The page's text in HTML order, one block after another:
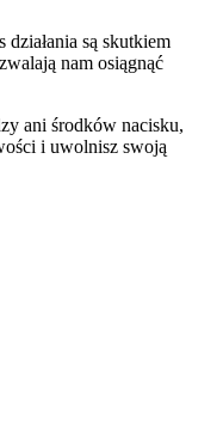
są skutkiem
nam osiągnąć
ani środków nacisku,
i uwolnisz swoją